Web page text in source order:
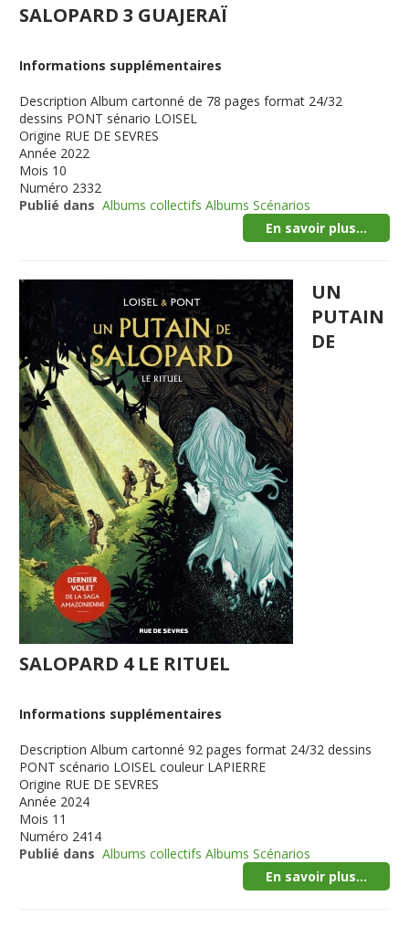
SALOPARD 3 GUAJERAÏ
Informations supplémentaires
Description Album cartonné de 78 pages format 24/32
dessins PONT sénario LOISEL
Origine RUE DE SEVRES
Année 2022
Mois 10
Numéro 2332
Publié dans Albums collectifs Albums Scénarios
En savoir plus...
UN
PUTAIN
DE
SALOPARD 4 LE RITUEL
Informations supplémentaires
Description Album cartonné 92 pages format 24/32 dessins
PONT scénario LOISEL couleur LAPIERRE
Origine RUE DE SEVRES
Année 2024
Mois 11
Numéro 2414
Publié dans Albums collectifs Albums Scénarios
En savoir plus...